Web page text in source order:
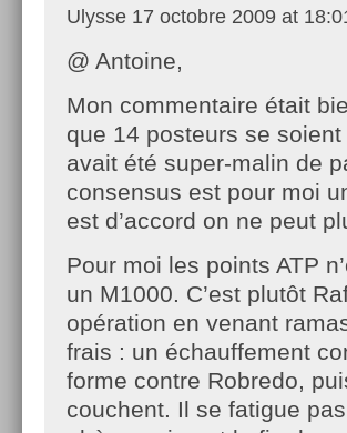
Ulysse 17 octobre 2009 at
@ Antoine,
Mon commentaire était
que 14 posteurs se
avait été super-malin de
consensus est pour moi
est d’accord on ne peut
Pour moi les points ATP
un M1000. C’est plutôt
opération en venant
frais : un échauffement
forme contre Robredo,
couchent. Il se fatigue